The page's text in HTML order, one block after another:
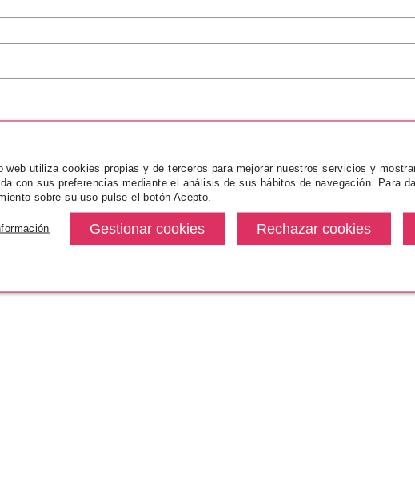
BABARIA
CONTORNO DE OJOS 12 ML
5.75€
porN.A.
web utiliza cookies propias y de terceros para mejorar nuestros servicios y
con sus preferencias mediante el análisis de sus hábitos de navegación. Para
sobre su uso pulse el botón Acepto.